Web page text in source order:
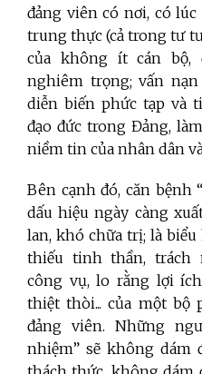
đảng viên có nơi, có
trung thực (cả trong tư
của không ít cán bộ,
nghiêm trọng; vấn
diễn biến phức tạp và
đạo đức trong Đảng,
niềm tin của nhân dân và
Bên cạnh đó, căn bệnh
dấu hiệu ngày càng
lan, khó chữa trị; là
thiếu tinh thần, trách
công vụ, lo rằng lợi
thiệt thòi... của một bộ
đảng viên. Những
nhiệm” sẽ không dám